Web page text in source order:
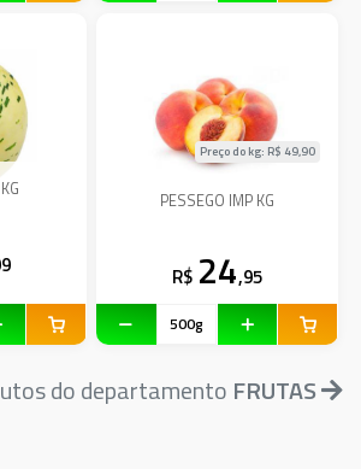
PESSEGO IMP KG
Preço do kg: R$ 49,90
R$ 24,95
do departamento FRUTAS